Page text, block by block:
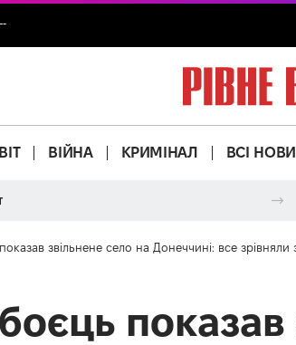
ВІЙНА КРИМІНАЛ ВСІ
звільнене село на Донеччині: все